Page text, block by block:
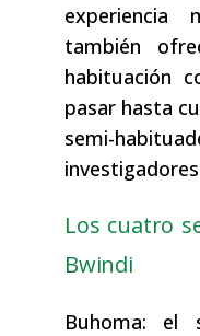
experiencia
también
habituación
pasar hasta
semi-
Los cuatro
Bwindi
Buhoma: el